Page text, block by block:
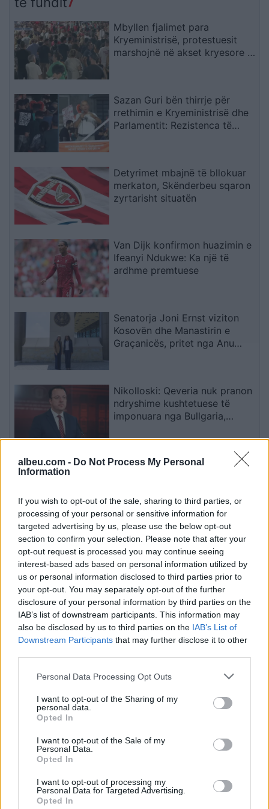
albeu.com - Do Not Process My Personal
Information
If you wish to opt-out of the sale, sharing to third parties, or
processing of your personal or sensitive information for
targeted advertising by us, please use the below opt-out
section to confirm your selection. Please note that after your
opt-out request is processed you may continue seeing
interest-based ads based on personal information utilized by
us or personal information disclosed to third parties prior to
your opt-out. You may separately opt-out of the further
disclosure of your personal information by third parties on the
IAB’s list of downstream participants. This information may
also be disclosed by us to third parties on the IAB’s List of
Downstream Participants that may further disclose it to other
Personal Data Processing Opt Outs
I want to opt-out of the Sharing of my
personal data.
Opted In
I want to opt-out of the Sale of my
Personal Data.
Opted In
I want to opt-out of processing my
Personal Data for Targeted Advertising.
Opted In
Mbyllen fjalimet para
Kryeministrisë, protestuesit
marshojnë në akset kryesore të
Sazan Guri bën thirrje për
rrethimin e Kryeministrisë dhe
Parlamentit: Rezistenca të
Detyrimet mbajnë të bllokuar
merkaton, Skënderbeu sqaron
zyrtarisht situatën
Van Dijk konfirmon huazimin e
Ifeanyi Ndukwe: Ka një të
ardhme premtuese
Senatorja Joni Ernst viziton
Kosovën dhe Manastirin e
Graçanicës, pritet nga Anu
Nikolloski: Qeveria nuk pranon
ndryshime kushtetuese të
imponuara nga Bullgaria,
Përgjegjësitë e sigurisë në Ibër
Halilaj: Mesazh i qartë për
Beogradin
Esim for Global|Esim for Europe
Esim for Caribbean
for Turkey|Esim for Germany|Esim for Greece|
for Asia|Esim for World Cup 2026
Esim for Saudi